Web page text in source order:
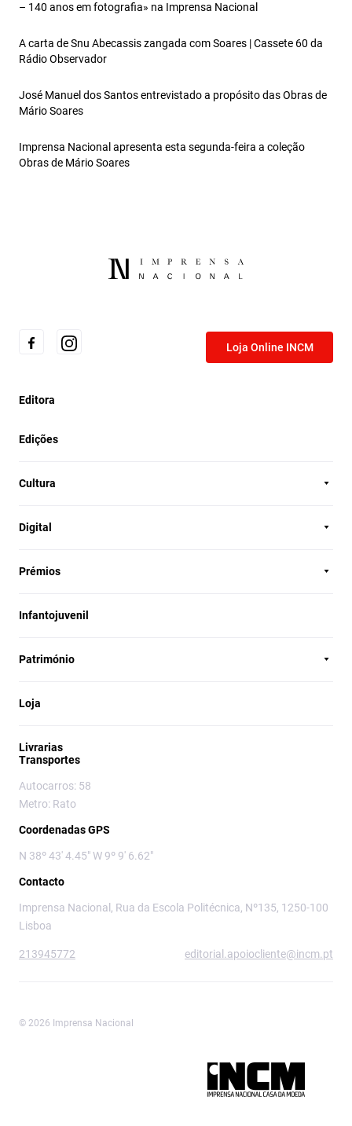
– 140 anos em fotografia» na Imprensa Nacional
A carta de Snu Abecassis zangada com Soares | Cassete 60 da
Rádio Observador
José Manuel dos Santos entrevistado a propósito das Obras de
Mário Soares
Imprensa Nacional apresenta esta segunda-feira a coleção
Obras de Mário Soares
Loja Online INCM
Editora
Edições
Cultura
Digital
Prémios
Infantojuvenil
Património
Loja
Livrarias
Transportes
Autocarros: 58
Metro: Rato
Coordenadas GPS
N 38º 43' 4.45" W 9º 9' 6.62"
Contacto
Imprensa Nacional, Rua da Escola Politécnica, Nº135, 1250-100
Lisboa
213945772 editorial.apoiocliente@incm.pt
© 2026 Imprensa Nacional